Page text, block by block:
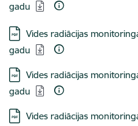
gadu
Lejupielādēt:
Vides radiācijas
gadu
Lejupielādēt:
Vides radiācijas
gadu
Lejupielādēt:
Vides radiācijas